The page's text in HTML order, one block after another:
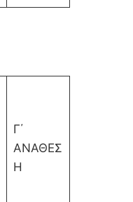
Γ΄
ΑΝΑΘΕΣ
Η